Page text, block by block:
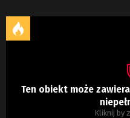
Ten obiekt może
Kliknij by